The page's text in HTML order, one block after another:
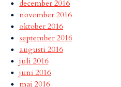
december 2016
november 2016
oktober 2016
september 2016
augusti 2016
juli 2016
juni 2016
maj 2016